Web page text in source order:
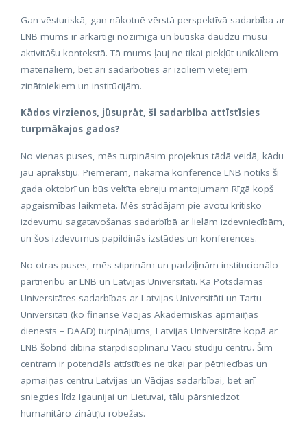
Gan vēsturiskā, gan nākotnē vērstā perspektīvā sadarbība ar
LNB mums ir ārkārtīgi nozīmīga un būtiska daudzu mūsu
aktivitāšu kontekstā. Tā mums ļauj ne tikai piekļūt unikāliem
materiāliem, bet arī sadarboties ar izciliem vietējiem
zinātniekiem un institūcijām.
Kādos virzienos, jūsuprāt, šī sadarbība attīstīsies
turpmākajos gados?
No vienas puses, mēs turpināsim projektus tādā veidā, kādu
jau aprakstīju. Piemēram, nākamā konference LNB notiks šī
gada oktobrī un būs veltīta ebreju mantojumam Rīgā kopš
apgaismības laikmeta. Mēs strādājam pie avotu kritisko
izdevumu sagatavošanas sadarbībā ar lielām izdevniecībām,
un šos izdevumus papildinās izstādes un konferences.
No otras puses, mēs stiprinām un padziļinām institucionālo
partnerību ar LNB un Latvijas Universitāti. Kā Potsdamas
Universitātes sadarbības ar Latvijas Universitāti un Tartu
Universitāti (ko finansē Vācijas Akadēmiskās apmaiņas
dienests – DAAD) turpinājums, Latvijas Universitāte kopā ar
LNB šobrīd dibina starpdisciplināru Vācu studiju centru. Šim
centram ir potenciāls attīstīties ne tikai par pētniecības un
apmaiņas centru Latvijas un Vācijas sadarbībai, bet arī
sniegties līdz Igaunijai un Lietuvai, tālu pārsniedzot
humanitāro zinātņu robežas.